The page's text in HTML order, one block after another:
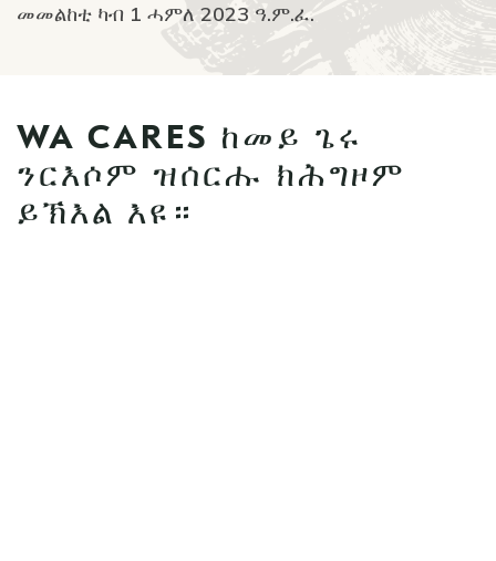
መመልከቲ ካብ 1 ሓምለ 2023 ዓ.ም.ፈ.
WA CARES ከመይ ጌሩ
ንርእሶም ዝሰርሑ ክሕግዞም
ይኽእል እዩ።